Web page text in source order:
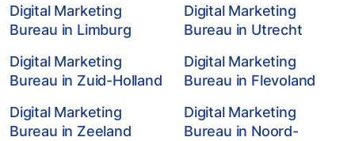
Digital Marketing
Bureau in Limburg
Digital Marketing
Bureau in Utrecht
Digital Marketing
Bureau in Zuid-Holland
Digital Marketing
Bureau in Flevoland
Digital Marketing
Bureau in Zeeland
Digital Marketing
Bureau in Noord-